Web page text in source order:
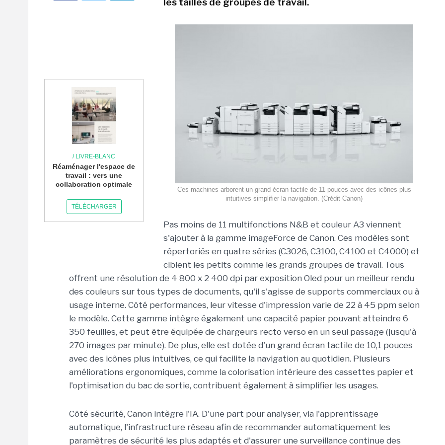
/ LIVRE-BLANC
Réaménager l'espace de
travail : vers une
collaboration optimale
TÉLÉCHARGER
Ces machines arborent un grand écran tactile de 11 pouces avec des icônes plus
intuitives simplifier la navigation. (Crédit Canon)
Pas moins de 11 multifonctions N&B et couleur A3 viennent
s'ajouter à la gamme imageForce de Canon. Ces modèles sont
répertoriés en quatre séries (C3026, C3100, C4100 et C4000) et
ciblent les petits comme les grands groupes de travail. Tous
offrent une résolution de 4 800 x 2 400 dpi par exposition Oled pour un meilleur rendu
des couleurs sur tous types de documents, qu'il s'agisse de supports commerciaux ou à
usage interne. Côté performances, leur vitesse d'impression varie de 22 à 45 ppm selon
le modèle. Cette gamme intègre également une capacité papier pouvant atteindre 6
350 feuilles, et peut être équipée de chargeurs recto verso en un seul passage (jusqu'à
270 images par minute). De plus, elle est dotée d'un grand écran tactile de 10,1 pouces
avec des icônes plus intuitives, ce qui facilite la navigation au quotidien. Plusieurs
améliorations ergonomiques, comme la colorisation intérieure des cassettes papier et
l'optimisation du bac de sortie, contribuent également à simplifier les usages.
Côté sécurité, Canon intègre l'IA. D'une part pour analyser, via l'apprentissage
automatique, l'infrastructure réseau afin de recommander automatiquement les
paramètres de sécurité les plus adaptés et d'assurer une surveillance continue des